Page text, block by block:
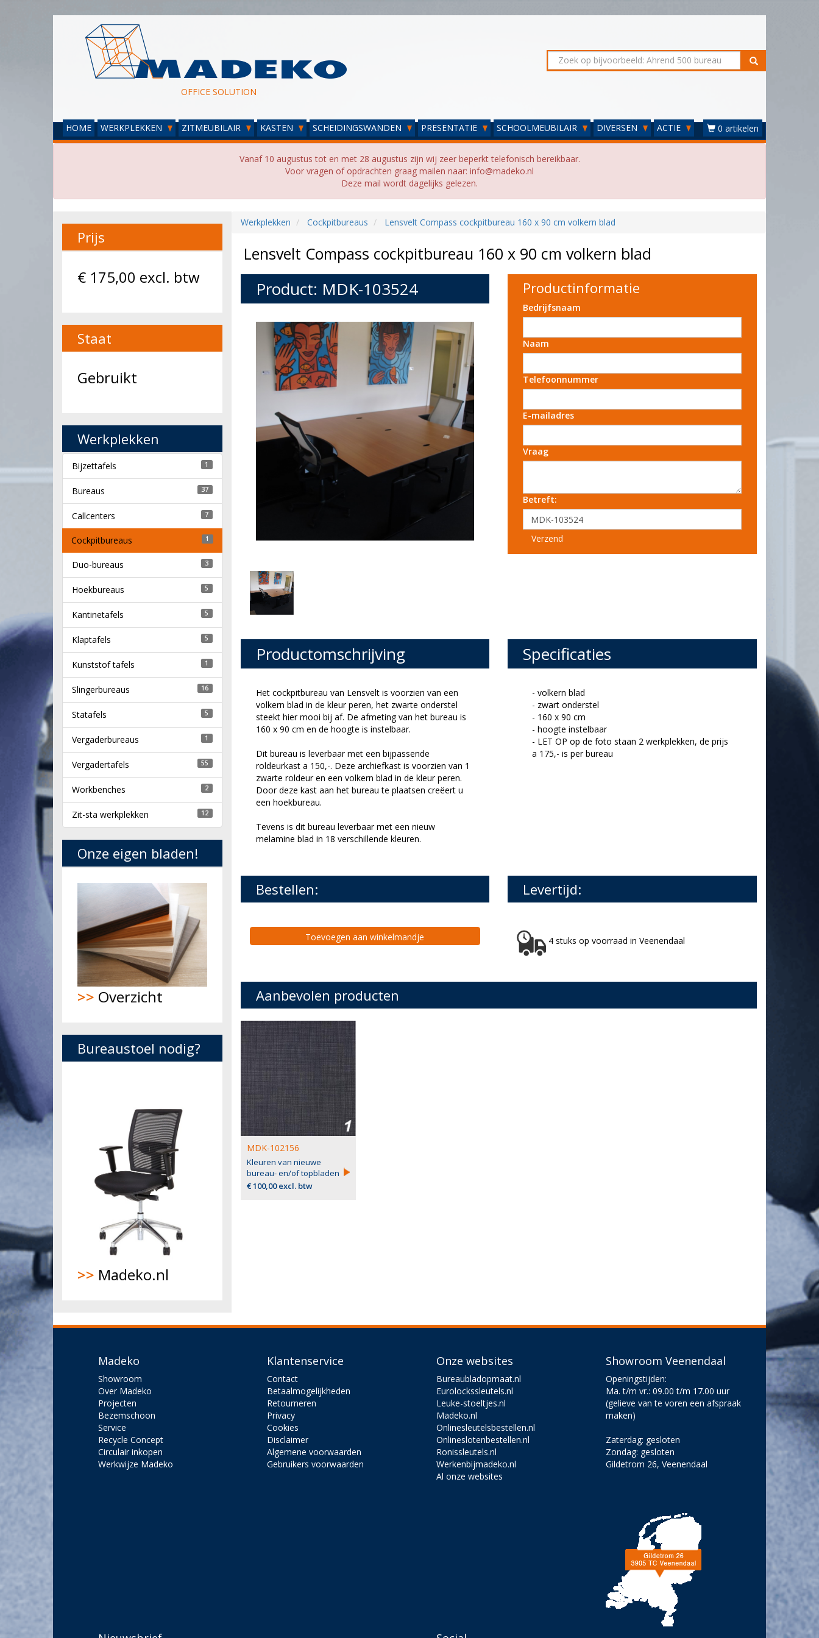
OFFICE SOLUTION
HOME WERKPLEKKEN ZITMEUBILAIR KASTEN SCHEIDINGSWANDEN PRESENTATIE SCHOOLMEUBILAIR DIVERSEN ACTIE 0 artikelen
Vanaf 10 augustus tot en met 28 augustus zijn wij zeer beperkt telefonisch bereikbaar.
Voor vragen of opdrachten graag mailen naar: info@madeko.nl
Deze mail wordt dagelijks gelezen.
Werkplekken Cockpitbureaus Lensvelt Compass cockpitbureau 160 x 90 cm volkern blad
Lensvelt Compass cockpitbureau 160 x 90 cm volkern blad
Product: MDK-103524 Productinformatie
Bedrijfsnaam
Naam
Telefoonnummer
E-mailadres
Vraag
Betreft:
Verzend
Productomschrijving
Het cockpitbureau van Lensvelt is voorzien van een
volkern blad in de kleur peren, het zwarte onderstel
steekt hier mooi bij af. De afmeting van het bureau is
160 x 90 cm en de hoogte is instelbaar.
Dit bureau is leverbaar met een bijpassende
roldeurkast a 150,-. Deze archiefkast is voorzien van 1
zwarte roldeur en een volkern blad in de kleur peren.
Door deze kast aan het bureau te plaatsen creëert u
een hoekbureau.
Tevens is dit bureau leverbaar met een nieuw
melamine blad in 18 verschillende kleuren.
Specificaties
- volkern blad
- zwart onderstel
- 160 x 90 cm
- hoogte instelbaar
- LET OP op de foto staan 2 werkplekken, de prijs
a 175,- is per bureau
Bestellen:
Toevoegen aan winkelmandje
Levertijd:
4 stuks op voorraad in Veenendaal
Aanbevolen producten
MDK-102156
Kleuren van nieuwe
bureau- en/of topbladen
€ 100,00 excl. btw
Prijs
€ 175,00 excl. btw
Staat
Gebruikt
Werkplekken
Bijzettafels 1
Bureaus 37
Callcenters 7
Cockpitbureaus 1
Duo-bureaus 3
Hoekbureaus 5
Kantinetafels 5
Klaptafels 5
Kunststof tafels 1
Slingerbureaus 16
Statafels 5
Vergaderbureaus 1
Vergadertafels 55
Workbenches 2
Zit-sta werkplekken 12
Onze eigen bladen!
>> Overzicht
Bureaustoel nodig?
>> Madeko.nl
Madeko
Showroom
Over Madeko
Projecten
Bezemschoon
Service
Recycle Concept
Circulair inkopen
Werkwijze Madeko
Klantenservice
Contact
Betaalmogelijkheden
Retourneren
Privacy
Cookies
Disclaimer
Algemene voorwaarden
Gebruikers voorwaarden
Onze websites
Bureaubladopmaat.nl
Eurolockssleutels.nl
Leuke-stoeltjes.nl
Madeko.nl
Onlinesleutelsbestellen.nl
Onlineslotenbestellen.nl
Ronissleutels.nl
Werkenbijmadeko.nl
Al onze websites
Showroom Veenendaal
Openingstijden:
Ma. t/m vr.: 09.00 t/m 17.00 uur
(gelieve van te voren een afspraak
maken)
Zaterdag: gesloten
Zondag: gesloten
Gildetrom 26, Veenendaal